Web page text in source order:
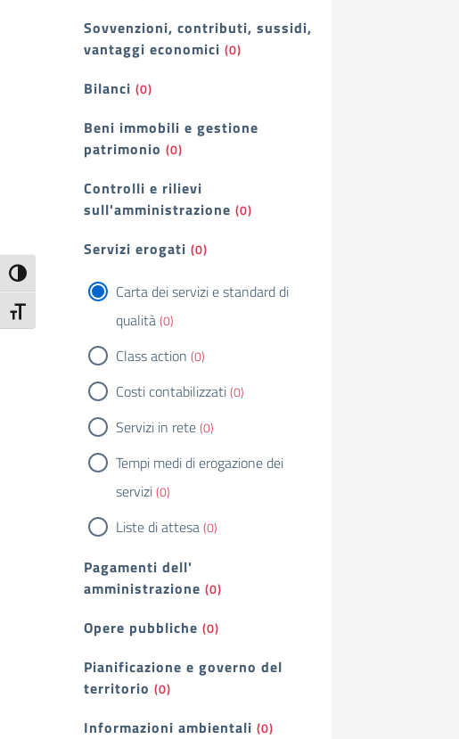
Attiva/disattiva alto contrasto
Attiva/disattiva dimensione testo
Sovvenzioni, contributi, sussidi,
vantaggi economici (0)
Bilanci (0)
Beni immobili e gestione
patrimonio (0)
Controlli e rilievi
sull'amministrazione (0)
Servizi erogati (0)
Carta dei servizi e standard di
qualità(0)
Class action (0)
Costi contabilizzati(0)
Servizi in rete(0)
Tempi medi di erogazione dei
servizi(0)
Liste di attesa(0)
Pagamenti dell'
amministrazione (0)
Opere pubbliche (0)
Pianificazione e governo del
territorio (0)
Informazioni ambientali (0)